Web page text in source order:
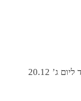
ההצבעה תיערך החל מיום ב’ 5.12 במשך שבועיים עד ליום ג’ 20.12